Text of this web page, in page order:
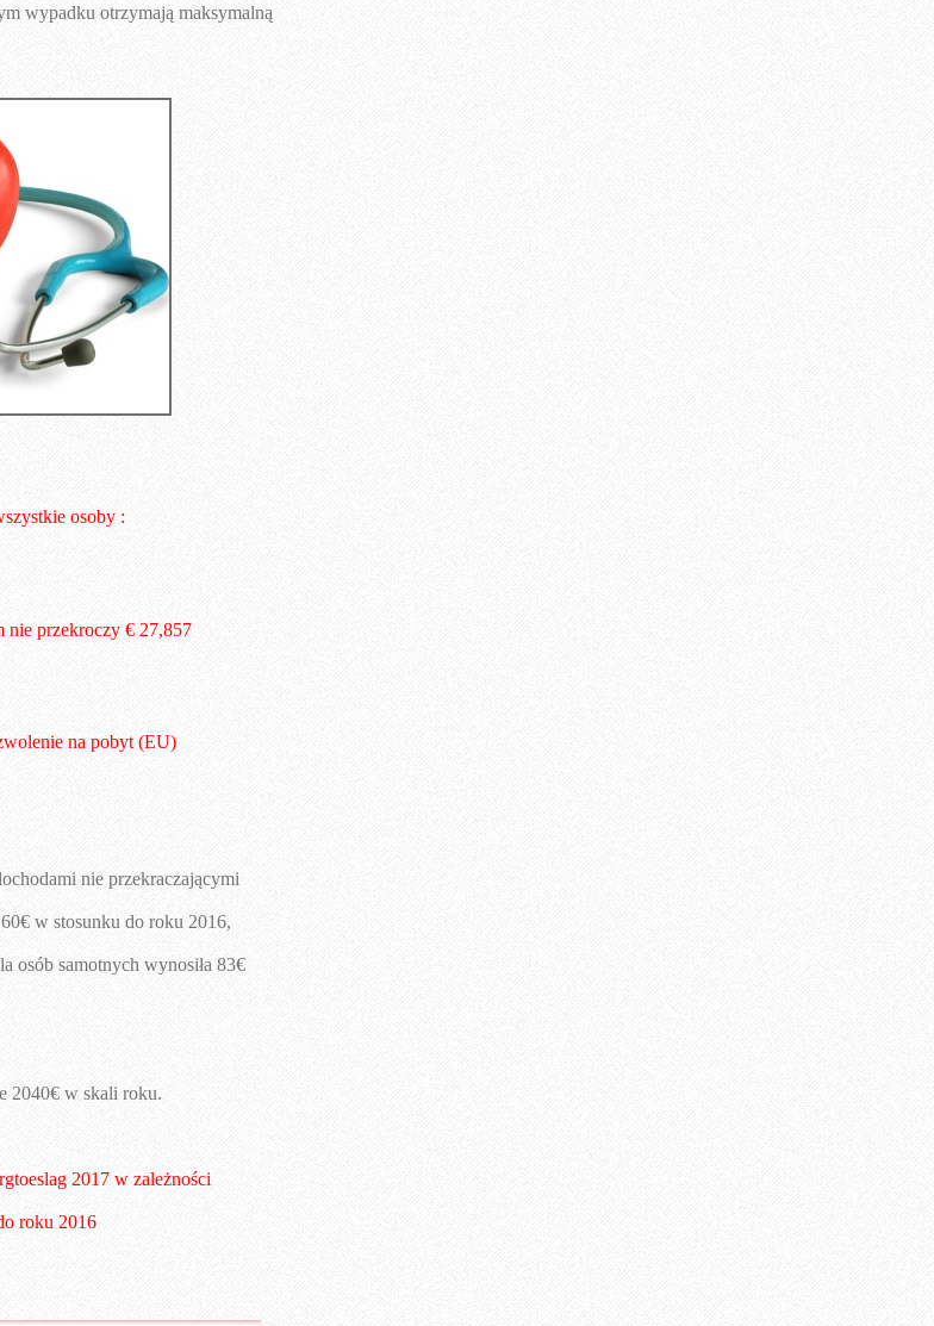
wypadku otrzymają maksymalną
osoby :
przekroczy € 27,857
na pobyt (EU)
nie przekraczającymi
w stosunku do roku 2016,
osób samotnych wynosiła 83€
2040€ w skali roku.
2017 w zależności
roku 2016